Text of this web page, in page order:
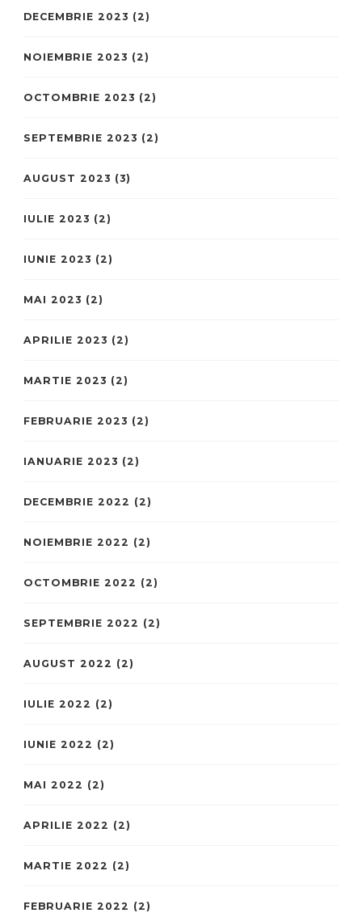
DECEMBRIE 2023 (2)
NOIEMBRIE 2023 (2)
OCTOMBRIE 2023 (2)
SEPTEMBRIE 2023 (2)
AUGUST 2023 (3)
IULIE 2023 (2)
IUNIE 2023 (2)
MAI 2023 (2)
APRILIE 2023 (2)
MARTIE 2023 (2)
FEBRUARIE 2023 (2)
IANUARIE 2023 (2)
DECEMBRIE 2022 (2)
NOIEMBRIE 2022 (2)
OCTOMBRIE 2022 (2)
SEPTEMBRIE 2022 (2)
AUGUST 2022 (2)
IULIE 2022 (2)
IUNIE 2022 (2)
MAI 2022 (2)
APRILIE 2022 (2)
MARTIE 2022 (2)
FEBRUARIE 2022 (2)